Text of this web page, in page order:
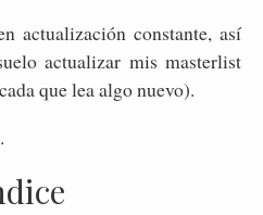
actualización constante, así
actualizar mis masterlist
que lea algo nuevo).